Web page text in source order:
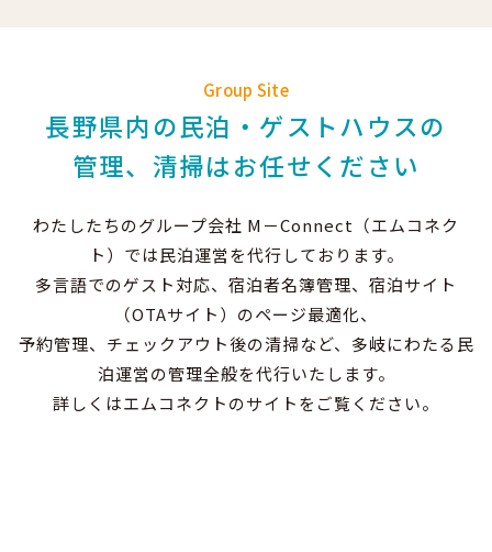
Group Site
長野県内の民泊・ゲストハウスの
管理、清掃はお任せください
わたしたちのグループ会社 M－Connect（エムコネク
ト）では民泊運営を代行しております。
多言語でのゲスト対応、宿泊者名簿管理、宿泊サイト
（OTAサイト）のページ最適化、
予約管理、チェックアウト後の清掃など、多岐にわたる民
泊運営の管理全般を代行いたします。
詳しくはエムコネクトのサイトをご覧ください。